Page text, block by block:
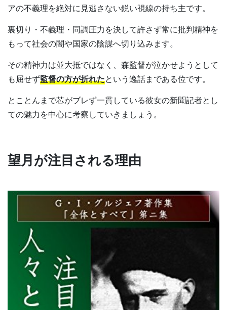
アの不義理を絶対に見逃さない鋭い視線の持ち主です。
裏切り・不義理・同調圧力を決して許さず常に批判精神を
もって社会の闇や国家の陰謀へ切り込みます。
その精神力は並大抵ではなく、森監督が泣かせようとして
も屈せず監督の方が折れたという逸話まである位です。
とことんまで芯がブレず一貫している彼女の新聞記者とし
ての魅力を中心に考察していきましょう。
望月が注目される理由